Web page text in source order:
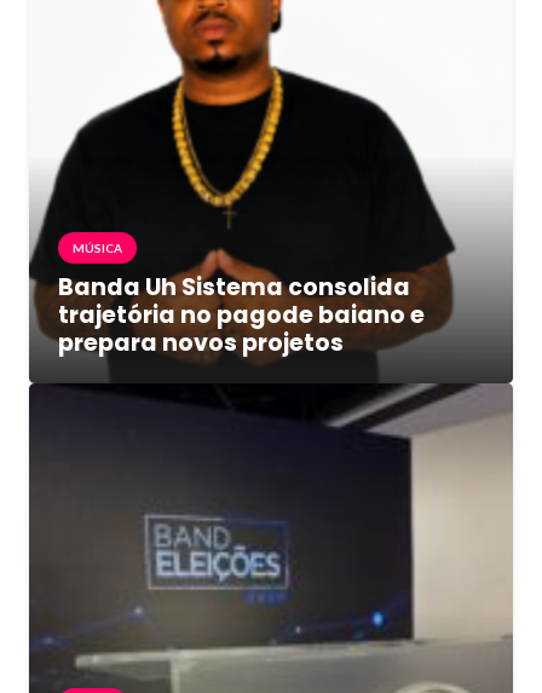
MÚSICA
Banda Uh Sistema consolida
trajetória no pagode baiano e
prepara novos projetos